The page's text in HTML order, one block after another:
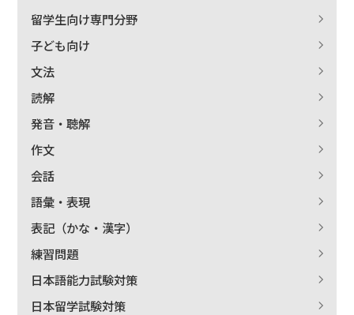
出版社名で絞り込む
著者名で絞り込む
留学生向け専門分野
子ども向け
文法
読解
発音・聴解
作文
会話
語彙・表現
表記（かな・漢字）
練習問題
日本語能力試験対策
日本留学試験対策